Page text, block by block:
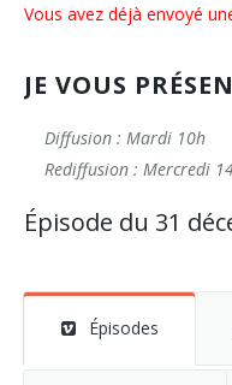
Vous avez déjà envoyé
JE VOUS
Diffusion : Mardi 10h
Rediffusion : Mercredi
Épisode du 31
Épisodes